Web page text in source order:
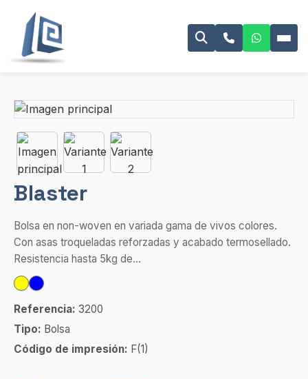
Blaster
Bolsa en non-woven en variada gama de vivos colores.
Con asas troqueladas reforzadas y acabado termosellado.
Resistencia hasta 5kg de...
Referencia: 3200
Tipo: Bolsa
Código de impresión: F(1)